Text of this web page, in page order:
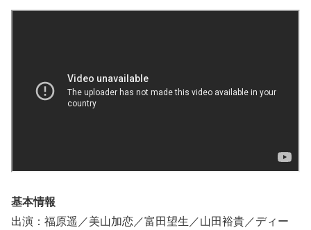
基本情報
出演：福原遥／美山加恋／富田望生／山田裕貴／ディー